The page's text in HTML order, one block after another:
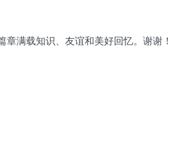
满载知识、友谊和美好回忆。谢谢！